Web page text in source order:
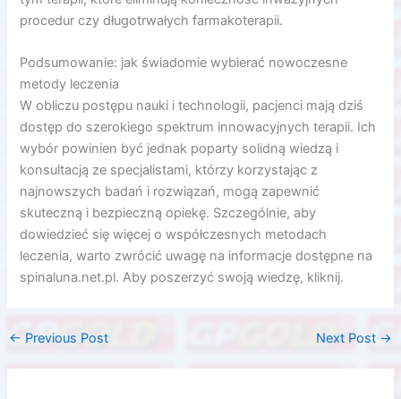
procedur czy długotrwałych farmakoterapii.
Podsumowanie: jak świadomie wybierać nowoczesne
metody leczenia
W obliczu postępu nauki i technologii, pacjenci mają dziś
dostęp do szerokiego spektrum innowacyjnych terapii. Ich
wybór powinien być jednak poparty solidną wiedzą i
konsultacją ze specjalistami, którzy korzystając z
najnowszych badań i rozwiązań, mogą zapewnić
skuteczną i bezpieczną opiekę. Szczególnie, aby
dowiedzieć się więcej o współczesnych metodach
leczenia, warto zwrócić uwagę na informacje dostępne na
spinaluna.net.pl. Aby poszerzyć swoją wiedzę, kliknij.
← Previous Post Next Post →